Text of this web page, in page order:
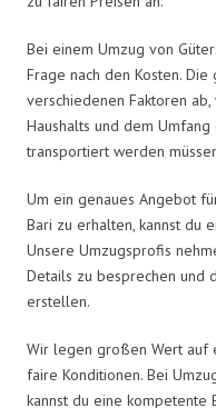
Bei einem Umzug von
Frage nach den Kosten. Die
verschiedenen Faktoren
Haushalts und dem
transportiert werden
Um ein genaues Angebot
Bari zu erhalten, kannst du
Unsere Umzugsprofis
Details zu besprechen und
erstellen.
Wir legen großen Wert auf
faire Konditionen. Bei
kannst du eine kompetente